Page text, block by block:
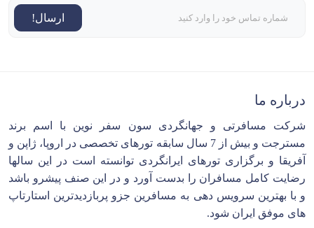
ارسال!
درباره ما
شرکت مسافرتی و جهانگردی سون سفر نوین با اسم برند
مسترجت و بیش از 7 سال سابقه تورهای تخصصی در اروپا، ژاپن و
آفریقا و برگزاری تورهای ایرانگردی توانسته است در این سالها
رضایت کامل مسافران را بدست آورد و در این صنف پیشرو باشد
و با بهترین سرویس دهی به مسافرین جزو پربازدیدترین استارتاپ
های موفق ایران شود.